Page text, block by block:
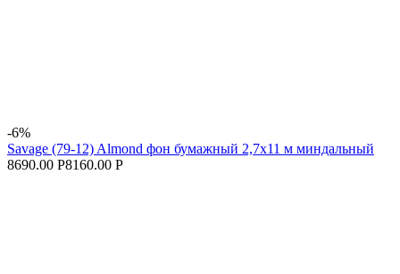
-6%
Savage (79-12) Almond фон бумажный 2,7x11 м миндальный
8690.00 Р8160.00 Р